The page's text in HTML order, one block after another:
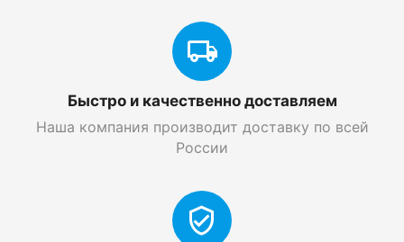
Быстро и качественно доставляем
Наша компания производит доставку по всей
России